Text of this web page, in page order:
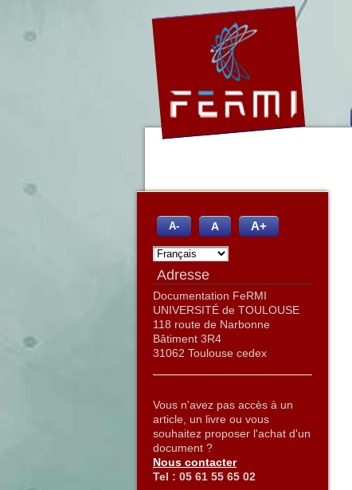
A- A A+
Adresse
Documentation FeRMI
UNIVERSITÉ de TOULOUSE
118 route de Narbonne
Bâtiment 3R4
31062 Toulouse cedex
Vous n'avez pas accès à un
article, un livre ou vous
souhaitez proposer l'achat d'un
document ?
Nous contacter
Tel : 05 61 55 65 02